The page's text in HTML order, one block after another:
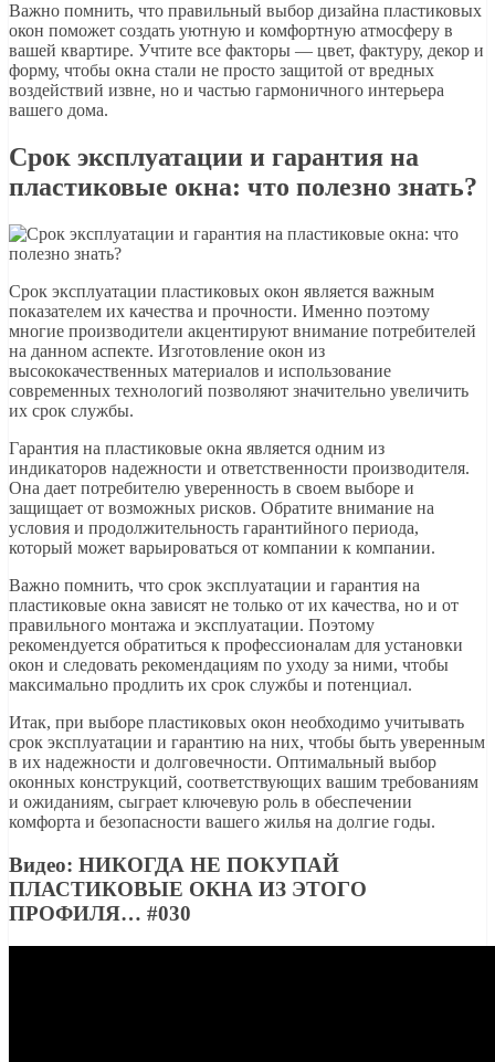
Важно помнить, что правильный выбор дизайна пластиковых
окон поможет создать уютную и комфортную атмосферу в
вашей квартире. Учтите все факторы — цвет, фактуру, декор и
форму, чтобы окна стали не просто защитой от вредных
воздействий извне, но и частью гармоничного интерьера
вашего дома.
Срок эксплуатации и гарантия на
пластиковые окна: что полезно знать?
Срок эксплуатации пластиковых окон является важным
показателем их качества и прочности. Именно поэтому
многие производители акцентируют внимание потребителей
на данном аспекте. Изготовление окон из
высококачественных материалов и использование
современных технологий позволяют значительно увеличить
их срок службы.
Гарантия на пластиковые окна является одним из
индикаторов надежности и ответственности производителя.
Она дает потребителю уверенность в своем выборе и
защищает от возможных рисков. Обратите внимание на
условия и продолжительность гарантийного периода,
который может варьироваться от компании к компании.
Важно помнить, что срок эксплуатации и гарантия на
пластиковые окна зависят не только от их качества, но и от
правильного монтажа и эксплуатации. Поэтому
рекомендуется обратиться к профессионалам для установки
окон и следовать рекомендациям по уходу за ними, чтобы
максимально продлить их срок службы и потенциал.
Итак, при выборе пластиковых окон необходимо учитывать
срок эксплуатации и гарантию на них, чтобы быть уверенным
в их надежности и долговечности. Оптимальный выбор
оконных конструкций, соответствующих вашим требованиям
и ожиданиям, сыграет ключевую роль в обеспечении
комфорта и безопасности вашего жилья на долгие годы.
Видео: НИКОГДА НЕ ПОКУПАЙ
ПЛАСТИКОВЫЕ ОКНА ИЗ ЭТОГО
ПРОФИЛЯ… #030